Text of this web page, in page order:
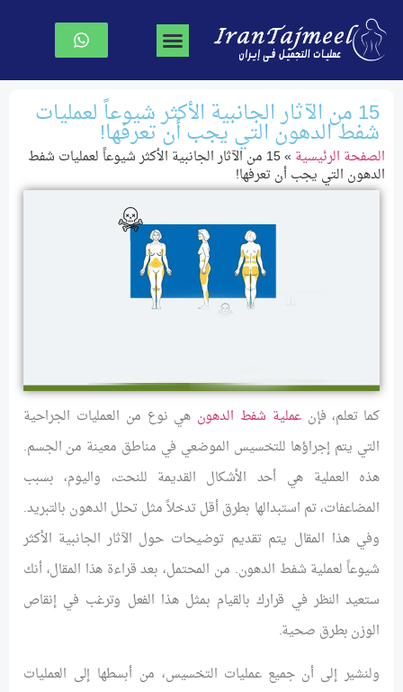
15 من الآثار الجانبية الأكثر شيوعاً لعمليات
شفط الدهون التي يجب أن تعرفها!
الصفحة الرئیسیة » 15 من الآثار الجانبية الأكثر شيوعاً لعمليات شفط
الدهون التي يجب أن تعرفها!
كما تعلم، فإن عملية شفط الدهون هي نوع من العمليات الجراحية
التي يتم إجراؤها للتخسيس الموضعي في مناطق معينة من الجسم.
هذه العملية هي أحد الأشكال القديمة للنحت، واليوم، بسبب
المضاعفات، تم استبدالها بطرق أقل تدخلاً مثل تحلل الدهون بالتبريد.
وفي هذا المقال يتم تقديم توضيحات حول الآثار الجانبية الأكثر
شيوعاً لعملية شفط الدهون. من المحتمل، بعد قراءة هذا المقال، أنك
ستعيد النظر في قرارك بالقيام بمثل هذا الفعل وترغب في إنقاص
الوزن بطرق صحية.
ولنشير إلى أن جميع عمليات التخسيس، من أبسطها إلى العمليات